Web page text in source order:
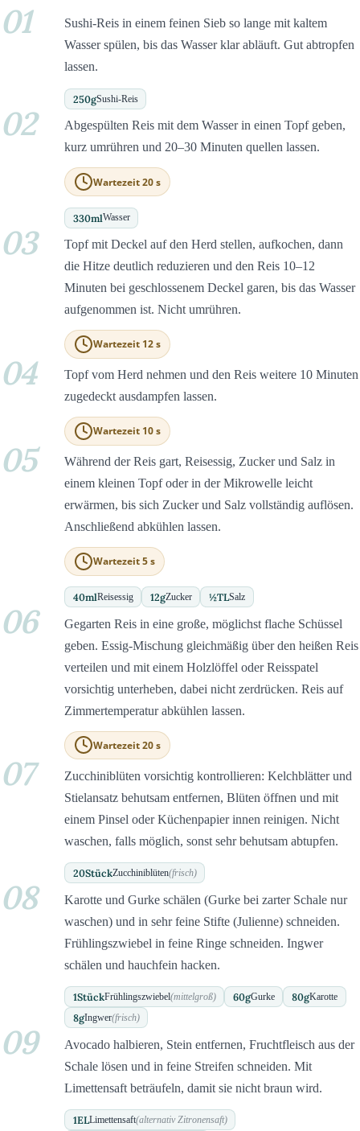
01
Sushi-Reis in einem feinen Sieb so lange mit kaltem
Wasser spülen, bis das Wasser klar abläuft. Gut abtropfen
lassen.
250gSushi-Reis
02
Abgespülten Reis mit dem Wasser in einen Topf geben,
kurz umrühren und 20–30 Minuten quellen lassen.
Wartezeit 20 s
330mlWasser
03
Topf mit Deckel auf den Herd stellen, aufkochen, dann
die Hitze deutlich reduzieren und den Reis 10–12
Minuten bei geschlossenem Deckel garen, bis das Wasser
aufgenommen ist. Nicht umrühren.
Wartezeit 12 s
04
Topf vom Herd nehmen und den Reis weitere 10 Minuten
zugedeckt ausdampfen lassen.
Wartezeit 10 s
05
Während der Reis gart, Reisessig, Zucker und Salz in
einem kleinen Topf oder in der Mikrowelle leicht
erwärmen, bis sich Zucker und Salz vollständig auflösen.
Anschließend abkühlen lassen.
Wartezeit 5 s
40mlReisessig 12gZucker ½TLSalz
06
Gegarten Reis in eine große, möglichst flache Schüssel
geben. Essig-Mischung gleichmäßig über den heißen Reis
verteilen und mit einem Holzlöffel oder Reisspatel
vorsichtig unterheben, dabei nicht zerdrücken. Reis auf
Zimmertemperatur abkühlen lassen.
Wartezeit 20 s
07
Zucchiniblüten vorsichtig kontrollieren: Kelchblätter und
Stielansatz behutsam entfernen, Blüten öffnen und mit
einem Pinsel oder Küchenpapier innen reinigen. Nicht
waschen, falls möglich, sonst sehr behutsam abtupfen.
20StückZucchiniblüten(frisch)
08
Karotte und Gurke schälen (Gurke bei zarter Schale nur
waschen) und in sehr feine Stifte (Julienne) schneiden.
Frühlingszwiebel in feine Ringe schneiden. Ingwer
schälen und hauchfein hacken.
1StückFrühlingszwiebel(mittelgroß) 60gGurke 80gKarotte
8gIngwer(frisch)
09
Avocado halbieren, Stein entfernen, Fruchtfleisch aus der
Schale lösen und in feine Streifen schneiden. Mit
Limettensaft beträufeln, damit sie nicht braun wird.
1ELLimettensaft(alternativ Zitronensaft)